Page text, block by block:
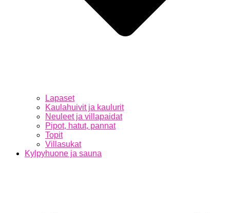
Lapaset
Kaulahuivit ja kaulurit
Neuleet ja villapaidat
Pipot, hatut, pannat
Topit
Villasukat
Kylpyhuone ja sauna